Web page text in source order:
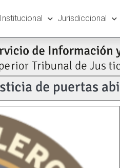
Institucional Jurisdiccional